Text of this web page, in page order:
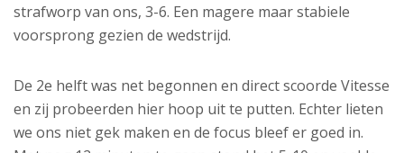
strafworp van ons, 3-6. Een magere maar stabiele
voorsprong gezien de wedstrijd.
De 2e helft was net begonnen en direct scoorde Vitesse
en zij probeerden hier hoop uit te putten. Echter lieten
we ons niet gek maken en de focus bleef er goed in.